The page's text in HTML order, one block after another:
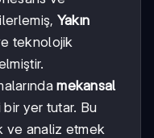
Yakın
teknolojik
mekansal
yer tutar. Bu
ve analiz etmek